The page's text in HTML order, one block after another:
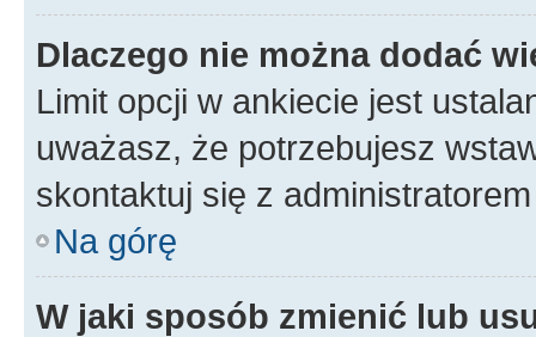
Dlaczego nie można dodać
Limit opcji w ankiecie jest
uważasz, że potrzebujesz
skontaktuj się z
Na górę
W jaki sposób zmienić lub